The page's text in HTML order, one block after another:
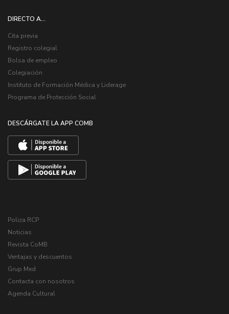
DIRECTO A...
Cita previa
Registro colegial
Bolsa de empleo
Colegiación
Instituto de Formación Médica y Liderage
Programa de Protección Social
DESCÁRGATE LA APP COMB
Poliza RCP
Noticias
Revista CoMB
Ventajas y descuentos
Grup Med
Contacta con nosotros
Agenda Cultural